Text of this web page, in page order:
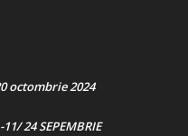
octombrie 2024
24 SEPEMBRIE